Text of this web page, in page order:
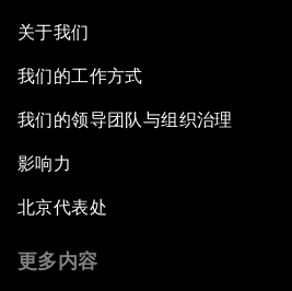
关于我们
我们的工作方式
我们的领导团队与组织治理
影响力
北京代表处
更多内容